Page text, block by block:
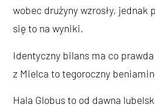
wobec drużyny wzrosły, jednak
się to na wyniki.
Identyczny bilans ma co
z Mielca to tegoroczny
Hala Globus to od dawna